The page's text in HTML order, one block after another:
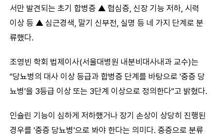
서만 발견되는 초기 합병증 ▲ 협심증, 신장 기능 저하, 시력
이상 등 ▲ 심근경색, 말기 신부전, 실명 등 네 가지 단계로 분
류했다.
조영빈 학회 법제이사(서울대병원 내분비대사내과 교수)는
"당뇨병의 대사 이상 등급과 합병증 단계를 바탕으로 '중증 당
뇨병'을 3등급 이상 또는 3단계 이상으로 정의한다"고 밝혔다.
인슐린 기능이 심하게 저하했거나 장기 손상이 상당히 진행된
경우를 '중증 당뇨병'으로 봐야 한다는 의미다. 중증으로 분류